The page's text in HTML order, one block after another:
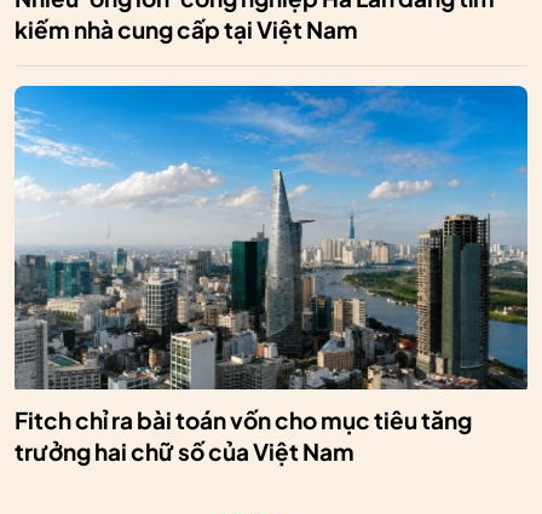
kiếm nhà cung cấp tại Việt Nam
Fitch chỉ ra bài toán vốn cho mục tiêu tăng
trưởng hai chữ số của Việt Nam